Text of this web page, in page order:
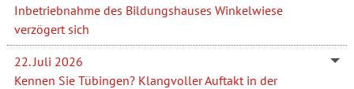
Inbetriebnahme des Bildungshauses Winkelwiese
verzögert sich
22. Juli 2026
Kennen Sie Tübingen? Klangvoller Auftakt in der